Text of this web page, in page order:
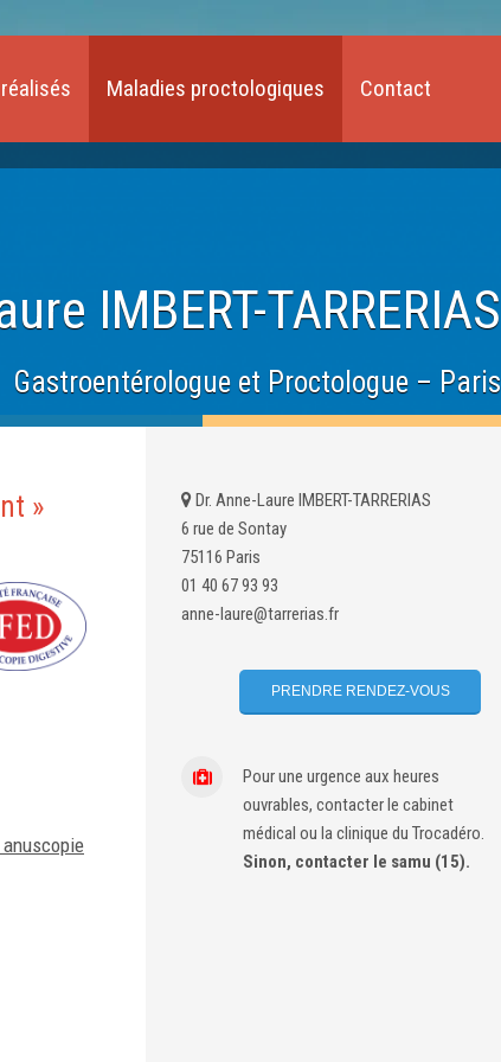
Maladies proctologiques Contact
IMBERT-TARRERIAS
Gastroentérologue et Proctologue – Paris
»
Dr. Anne-Laure IMBERT-TARRERIAS
6 rue de Sontay
75116 Paris
01 40 67 93 93
anne-laure@tarrerias.fr
PRENDRE RENDEZ-VOUS
Pour une urgence aux heures
ouvrables, contacter le cabinet
médical ou la clinique du Trocadéro.
Sinon, contacter le samu (15).